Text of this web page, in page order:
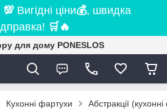
💯 Вигідні ціни💰, швидка
🛒 🔥
для дому PONESLOS
Кухонні фартухи Абстракції